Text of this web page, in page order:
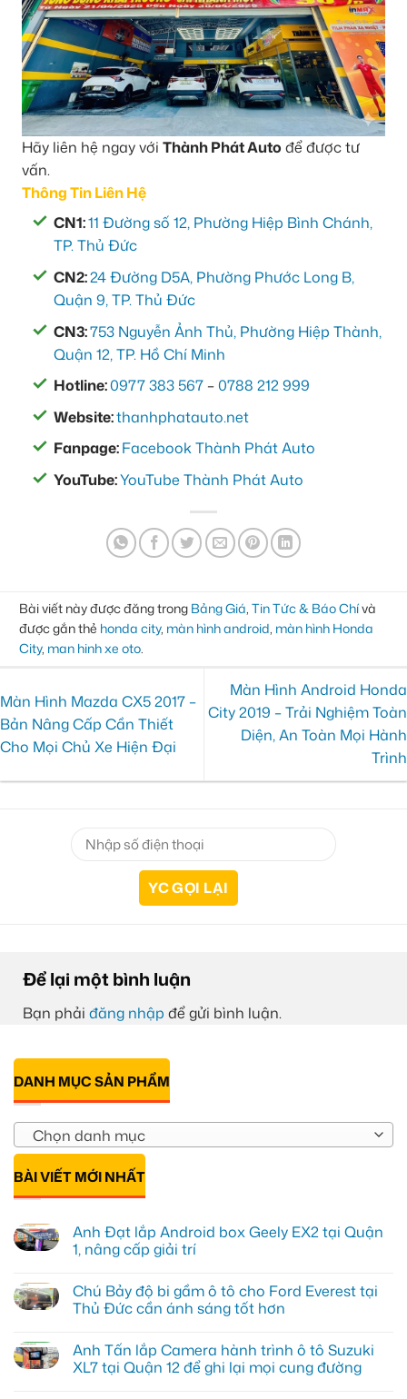
Hãy liên hệ ngay với Thành Phát Auto để được tư
vấn.
Thông Tin Liên Hệ
CN1:11 Đường số 12, Phường Hiệp Bình Chánh,
TP. Thủ Đức
CN2:24 Đường D5A, Phường Phước Long B,
Quận 9, TP. Thủ Đức
CN3:753 Nguyễn Ảnh Thủ, Phường Hiệp Thành,
Quận 12, TP. Hồ Chí Minh
Hotline:0977 383 567 –0788 212 999
Website:thanhphatauto.net
Fanpage:Facebook Thành Phát Auto
YouTube:YouTube Thành Phát Auto
Bài viết này được đăng trong Bảng Giá, Tin Tức & Báo Chívà
được gắn thẻ honda city, màn hình android, màn hình Honda
City, man hinh xe oto.
Màn Hình Mazda CX5 2017 –
Bản Nâng Cấp Cần Thiết
Cho Mọi Chủ Xe Hiện Đại
Màn Hình Android Honda
City 2019 – Trải Nghiệm Toàn
Diện, An Toàn Mọi Hành
Trình
Để lại một bình luận
Bạn phải đăng nhập để gửi bình luận.
DANH MỤC SẢN PHẨM
Chọn danh mục
BÀI VIẾT MỚI NHẤT
Anh Đạt lắp Android box Geely EX2 tại Quận
1, nâng cấp giải trí
bình
luận
ở
lắp
Android
box
Chú Bảy độ bi gầm ô tô cho Ford Everest tại
Thủ Đức cần ánh sáng tốt hơn
bình
luận
ở
Anh Tấn lắp Camera hành trình ô tô Suzuki
XL7 tại Quận 12 để ghi lại mọi cung đường